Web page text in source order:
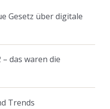
Gesetz über digitale
das waren die
Trends